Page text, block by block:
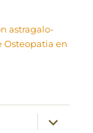
astragalo-
Osteopatia en
expande
el